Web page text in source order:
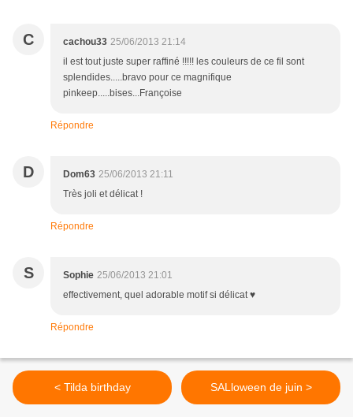
C cachou33 25/06/2013 21:14
il est tout juste super raffiné !!!!! les couleurs de ce fil sont
splendides.....bravo pour ce magnifique
pinkeep.....bises...Françoise
Répondre
D Dom63 25/06/2013 21:11
Très joli et délicat !
Répondre
S Sophie 25/06/2013 21:01
effectivement, quel adorable motif si délicat ♥
Répondre
< Tilda birthday SALloween de juin >